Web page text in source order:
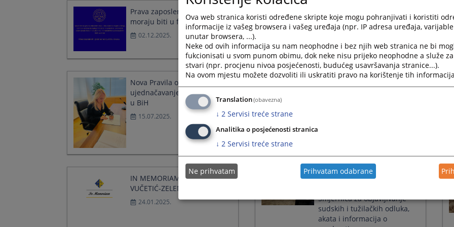
the
question
key
to
get
the
keyboard
Prava zaposlenih i građana
moraju biti u fokusu
02.12.2025.
ujednačavanje sudske prakse
iz građanske oblasti
08.10.2025.
Nova Pravila o radu Panela za
ujednačavanje sudske prakse
u BiH
15.07.2025.
IN MEMORIAM, MARICA
VUČETIĆ-ZELENBABIĆ
24.01.2025.
Pravosuđe i mediji
Smjernica za objavljivanje
sudskih i tužilačkih odluka,
akata i informacija o
Ova web stranica koristi određene skripte koje mogu pohranjivati i koristiti
informacije iz vašeg browsera i vašeg uređaja (npr. IP adresa uređaja,
unutar browsera, ...).
Neke od ovih informacija su nam neophodne i bez njih web stranica ne bi
fukcionisati u svom punom obimu, dok neke nisu prijeko neophodne a služe
stvari (npr. procjenu nivoa posjećenosti, budućeg usavršavanja stranice...).
Na ovom mjestu možete dozvoliti ili uskratiti pravo na korištenje tih
Translation(obavezna)
↓ 2 Servisi treće strane
Analitika o posjećenosti stranica
↓ 2 Servisi treće strane
Ne prihvatam Prihvatam odabrane